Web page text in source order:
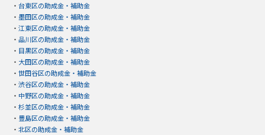
・ 台東区の助成金・補助金
・ 墨田区の助成金・補助金
・ 江東区の助成金・補助金
・ 品川区の助成金・補助金
・ 目黒区の助成金・補助金
・ 大田区の助成金・補助金
・ 世田谷区の助成金・補助金
・ 渋谷区の助成金・補助金
・ 中野区の助成金・補助金
・ 杉並区の助成金・補助金
・ 豊島区の助成金・補助金
・ 北区の助成金・補助金